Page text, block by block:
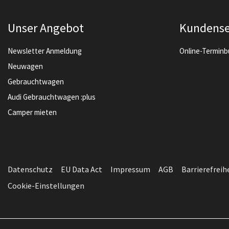
Unser Angebot
Newsletter Anmeldung
Neuwagen
Gebrauchtwagen
Audi Gebrauchtwagen :plus
Camper mieten
Online-
Datenschutz EU Data Act Impressum AGB
Cookie-Einstellungen